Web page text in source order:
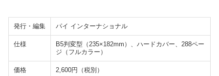
発行・編集 パイ インターナショナル
仕様
B5判変型（235×182mm）、ハードカバー、288ペー
ジ（フルカラー）
価格 2,600円（税別）